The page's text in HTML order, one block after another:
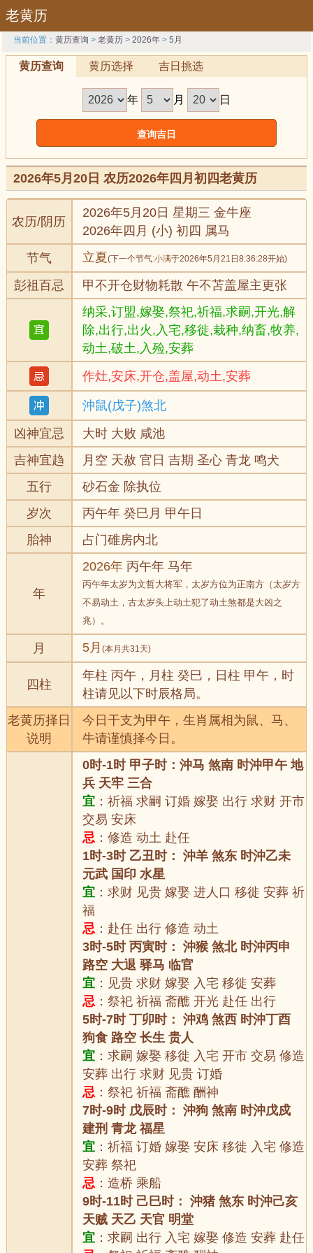
老黄历
当前位置：黄历查询 >老黄历 >2026年 >5月
黄历查询 黄历选择 吉日挑选
年 月 日
2026年5月20日 农历2026年四月初四老黄历
农历/阴历
2026年5月20日 星期三 金牛座
2026年四月 (小) 初四 属马
节气
立夏(下一个节气:小满于2026年5月21日8:36:28开始)
彭祖百忌
甲不开仓财物耗散 午不苫盖屋主更张
纳采,订盟,嫁娶,祭祀,祈福,求嗣,开光,解
除,出行,出火,入宅,移徙,栽种,纳畜,牧养,
动土,破土,入殓,安葬
作灶,安床,开仓,盖屋,动土,安葬
沖鼠(戊子)煞北
凶神宜忌
大时 大败 咸池
吉神宜趋
月空 天赦 官日 吉期 圣心 青龙 鸣犬
五行
砂石金 除执位
岁次
丙午年 癸巳月 甲午日
胎神
占门碓房内北
年
2026年 丙午年 马年
丙午年太岁为文哲大将军，太岁方位为正南方（太岁方
不易动土，古太岁头上动土犯了动土煞都是大凶之
兆）。
月 5月(本月共31天)
四柱
年柱 丙午，月柱 癸巳，日柱 甲午，时
柱请见以下时辰格局。
老黄历择日
说明
今日干支为甲午，生肖属相为鼠、马、
牛请谨慎择今日。
0时-1时 甲子时：沖马 煞南 时沖甲午 地
兵 天牢 三合
宜 ：祈福 求嗣 订婚 嫁娶 出行 求财 开市
交易 安床
忌 ：修造 动土 赴任
1时-3时 乙丑时： 沖羊 煞东 时沖乙未
元武 国印 水星
宜 ：求财 见贵 嫁娶 进人口 移徙 安葬 祈
福
忌 ：赴任 出行 修造 动土
3时-5时 丙寅时： 沖猴 煞北 时沖丙申
路空 大退 驿马 临官
宜 ：见贵 求财 嫁娶 入宅 移徙 安葬
忌 ：祭祀 祈福 斋醮 开光 赴任 出行
5时-7时 丁卯时： 沖鸡 煞西 时沖丁酉
狗食 路空 长生 贵人
宜 ：求嗣 嫁娶 移徙 入宅 开市 交易 修造
安葬 出行 求财 见贵 订婚
忌 ：祭祀 祈福 斋醮 酬神
7时-9时 戊辰时： 沖狗 煞南 时沖戊戍
建刑 青龙 福星
宜 ：祈福 订婚 嫁娶 安床 移徙 入宅 修造
安葬 祭祀
忌 ：造桥 乘船
9时-11时 己巳时： 沖猪 煞东 时沖己亥
天贼 天乙 天官 明堂
宜 ：求嗣 出行 入宅 嫁娶 修造 安葬 赴任